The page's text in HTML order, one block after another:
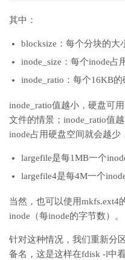
其中：
blocksize：每个分块的大
inode_size：每个inode占
inode_ratio：每个16KB
inode_ratio值越小，硬盘可
文件的情景；inode_ratio值
inode占用硬盘空间就会越少
largefile是每1MB一个
largefile4是每4M一个
当然，也可以使用mkfs.ext4
inode（每inode的字节数）。
针对这种情况，我们重新分
备名，这是这样在fdisk -l中